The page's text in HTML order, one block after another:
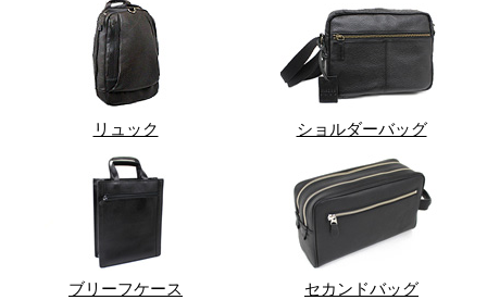
リュック ショルダーバッグ
ブリーフケース セカンドバッグ